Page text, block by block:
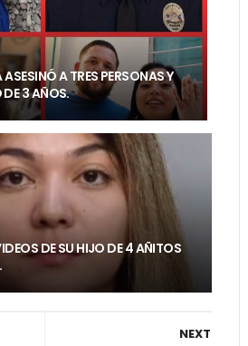
A TRES PERSONAS Y
3 AÑOS.
DE SU HIJO DE 4 AÑITOS
NEXT